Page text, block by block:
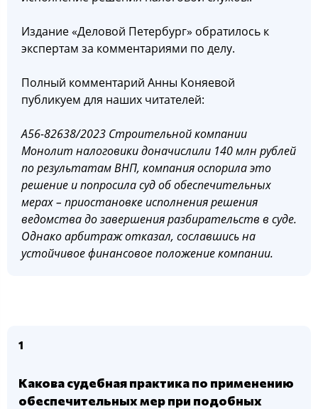
Издание «Деловой Петербург» обратилось к
экспертам за комментариями по делу.
Полный комментарий Анны Коняевой
публикуем для наших читателей:
А56-82638/2023 Строительной компании
Монолит налоговики доначислили 140 млн рублей
по результатам ВНП, компания оспорила это
решение и попросила суд об обеспечительных
мерах – приостановке исполнения решения
ведомства до завершения разбирательств в суде.
Однако арбитраж отказал, сославшись на
устойчивое финансовое положение компании.
1
Какова судебная практика по применению
обеспечительных мер при подобных